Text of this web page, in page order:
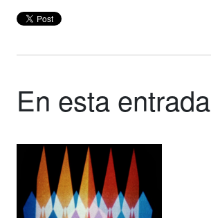
En esta entrada